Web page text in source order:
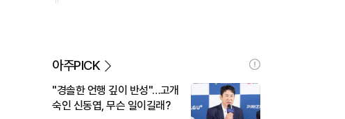
아주PICK
"경솔한 언행 깊이 반성"…고개
숙인 신동엽, 무슨 일이길래?